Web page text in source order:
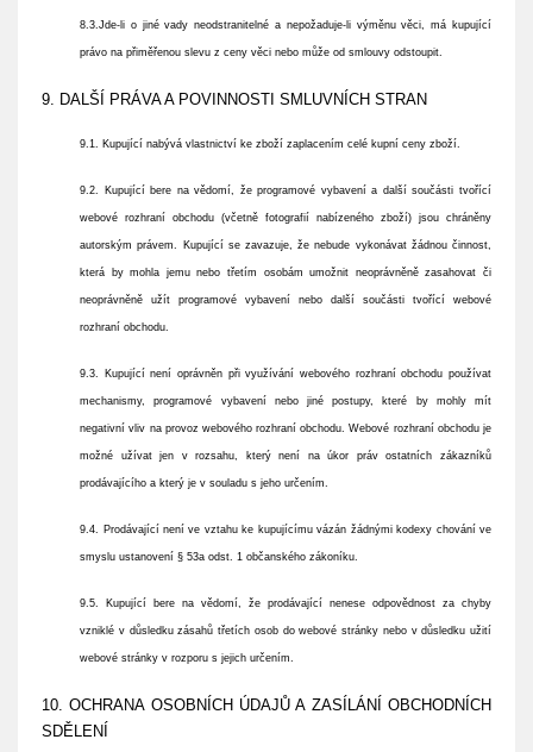
8.3.Jde-li o jiné vady neodstranitelné a nepožaduje-li výměnu věci, má kupující
právo na přiměřenou slevu z ceny věci nebo může od smlouvy odstoupit.
9. DALŠÍ PRÁVA A POVINNOSTI SMLUVNÍCH STRAN
9.1. Kupující nabývá vlastnictví ke zboží zaplacením celé kupní ceny zboží.
9.2. Kupující bere na vědomí, že programové vybavení a další součásti tvořící
webové rozhraní obchodu (včetně fotografií nabízeného zboží) jsou chráněny
autorským právem. Kupující se zavazuje, že nebude vykonávat žádnou činnost,
která by mohla jemu nebo třetím osobám umožnit neoprávněně zasahovat či
neoprávněně užít programové vybavení nebo další součásti tvořící webové
rozhraní obchodu.
9.3. Kupující není oprávněn při využívání webového rozhraní obchodu používat
mechanismy, programové vybavení nebo jiné postupy, které by mohly mít
negativní vliv na provoz webového rozhraní obchodu. Webové rozhraní obchodu je
možné užívat jen v rozsahu, který není na úkor práv ostatních zákazníků
prodávajícího a který je v souladu s jeho určením.
9.4. Prodávající není ve vztahu ke kupujícímu vázán žádnými kodexy chování ve
smyslu ustanovení § 53a odst. 1 občanského zákoníku.
9.5. Kupující bere na vědomí, že prodávající nenese odpovědnost za chyby
vzniklé v důsledku zásahů třetích osob do webové stránky nebo v důsledku užití
webové stránky v rozporu s jejich určením.
10. OCHRANA OSOBNÍCH ÚDAJŮ A ZASÍLÁNÍ OBCHODNÍCH
SDĚLENÍ